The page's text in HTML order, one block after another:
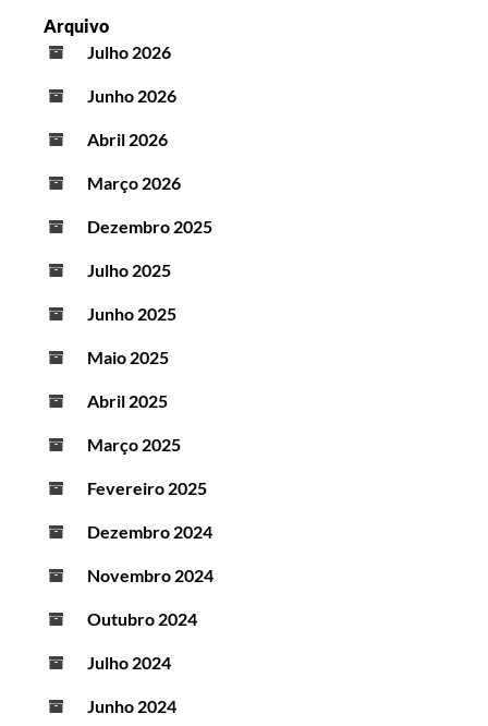
Arquivo
Julho 2026
Junho 2026
Abril 2026
Março 2026
Dezembro 2025
Julho 2025
Junho 2025
Maio 2025
Abril 2025
Março 2025
Fevereiro 2025
Dezembro 2024
Novembro 2024
Outubro 2024
Julho 2024
Junho 2024